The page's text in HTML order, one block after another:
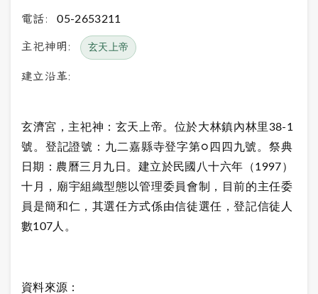
電話: 05-2653211
主祀神明: 玄天上帝
建立沿革:
玄濟宮，主祀神：玄天上帝。位於大林鎮內林里38-1
號。登記證號：九二嘉縣寺登字第○四四九號。祭典
日期：農曆三月九日。建立於民國八十六年（1997）
十月，廟宇組織型態以管理委員會制，目前的主任委
員是簡和仁，其選任方式係由信徒選任，登記信徒人
數107人。
資料來源：